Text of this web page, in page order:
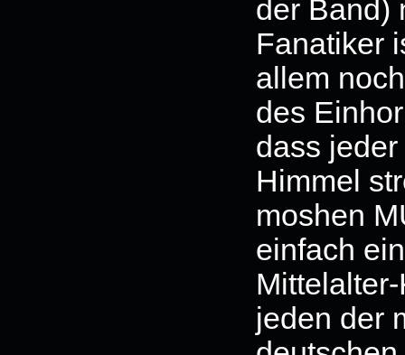
der Band)
Fanatiker
allem
des
dass
Himmel
moshen
einfach
jeden der